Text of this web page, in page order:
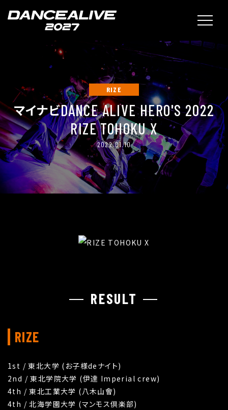
RIZE
マイナビDANCE ALIVE HERO'S 2022
RIZE TOHOKU X
2022.01.10
RESULT
RIZE
1st / 東北大学 (お子様deナイト)
2nd / 東北学院大学 (伊達 Imperial crew)
4th / 東北工業大学 (八木山會)
4th / 北海学園大学 (マンモス倶楽部)